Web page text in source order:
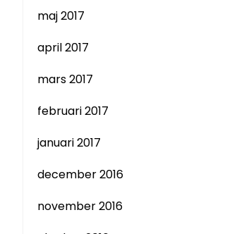
maj 2017
april 2017
mars 2017
februari 2017
januari 2017
december 2016
november 2016